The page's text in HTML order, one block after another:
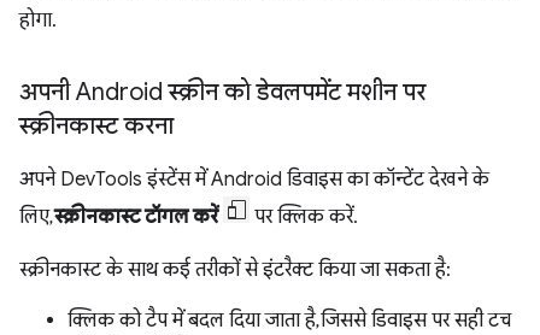
होगा.
अपनी Android स्क्रीन को डेवलपमेंट मशीन पर
स्क्रीनकास्ट करना
अपने DevTools इंस्टेंस में Android डिवाइस का कॉन्टेंट देखने के
लिए,स्क्रीनकास्ट टॉगल करें पर क्लिक करें.
स्क्रीनकास्ट के साथ कई तरीकों से इंटरैक्ट किया जा सकता है:
क्लिक को टैप में बदल दिया जाता है, जिससे डिवाइस पर सही टच